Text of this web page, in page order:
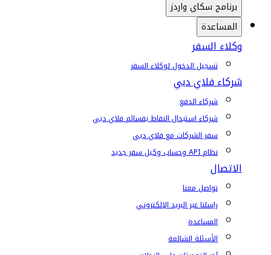
برنامج سكاي واردز
المساعدة
وكلاء السفر
تسجيل الدخول لوكلاء السفر
شركاء فلاي دبي
شركاء الدفع
شركاء استبدال النقاط بقسائم فلاي دبي
سفر الشركات مع فلاي دبي
نظام API وحساب وكيل سفر جديد
الاتصال
تواصل معنا
راسلنا عبر البريد الإلكتروني
المساعدة
الأسئلة الشائعة